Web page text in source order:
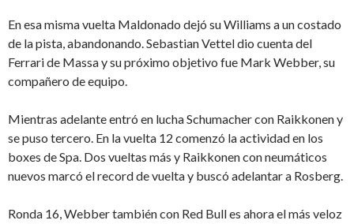
En esa misma vuelta Maldonado dejó su Williams a un costado
de la pista, abandonando. Sebastian Vettel dio cuenta del
Ferrari de Massa y su próximo objetivo fue Mark Webber, su
compañero de equipo.
Mientras adelante entró en lucha Schumacher con Raikkonen y
se puso tercero. En la vuelta 12 comenzó la actividad en los
boxes de Spa. Dos vueltas más y Raikkonen con neumáticos
nuevos marcó el record de vuelta y buscó adelantar a Rosberg.
Ronda 16, Webber también con Red Bull es ahora el más veloz